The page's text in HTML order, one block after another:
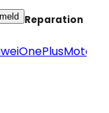
Reparation
OnePlus